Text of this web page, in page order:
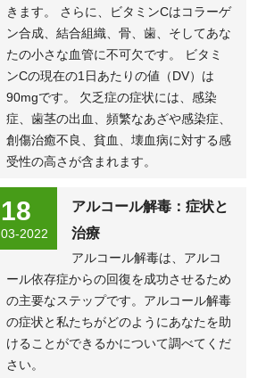
きます。 さらに、ビタミンCはコラーゲ
ン合成、結合組織、骨、歯、そしてあな
たの小さな血管に不可欠です。 ビタミ
ンCの現在の1日あたりの値（DV）は
90mgです。 欠乏症の症状には、感染
症、歯茎の出血、頻繁なあざや感染症、
創傷治癒不良、貧血、壊血病に対する感
受性の高さが含まれます。
18
03-2022
アルコール解毒：症状と
治療
アルコール解毒は、アルコ
ール依存症からの回復を成功させるため
の主要なステップです。アルコール解毒
の症状と私たちがどのようにあなたを助
けることができるかについて調べてくだ
さい。